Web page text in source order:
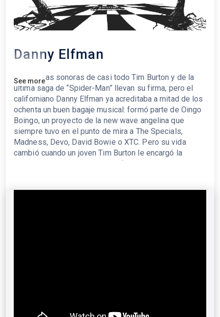
Danny Elfman
Las bandas sonoras de casi todo Tim Burton y de la
última saga de “Spider-Man” llevan su firma, pero el
californiano Danny Elfman ya acreditaba a mitad de los
ochenta un buen bagaje musical: formó parte de Oingo
Boingo, un proyecto de la new wave angelina que
siempre tuvo en el punto de mira a The Specials,
Madness, Devo, David Bowie o XTC. Pero su vida
cambió cuando un joven Tim Burton le encargó la
música de su debut en el cine, “La gran aventura de
que en esta gira se alimenta de todas sus etapas
See more